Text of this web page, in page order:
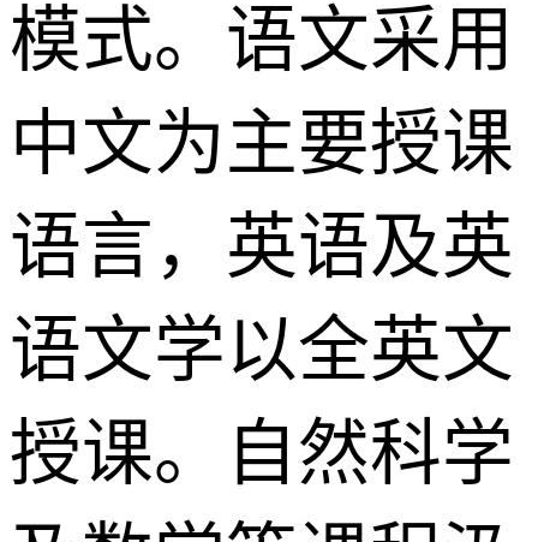
模式。语文采用
中文为主要授课
语言，英语及英
语文学以全英文
授课。自然科学